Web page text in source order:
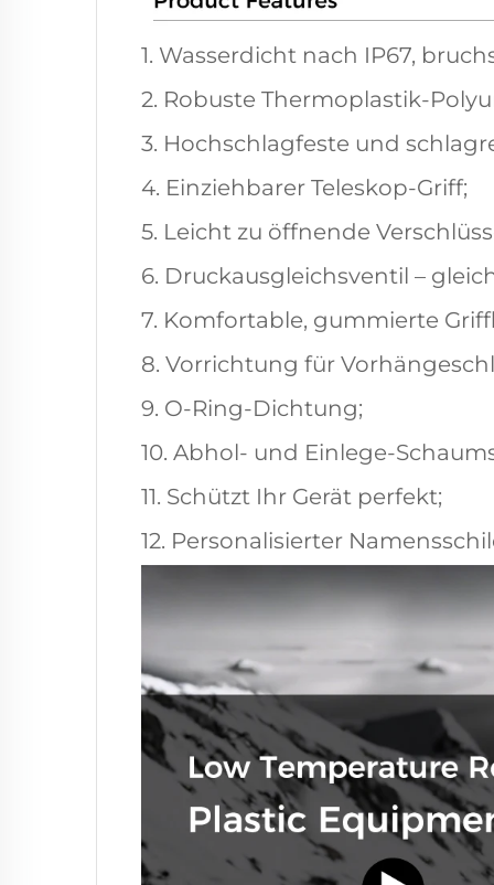
1. Wasserdicht nach IP67,
2. Robuste Thermoplastik-
3. Hochschlagfeste und
4. Einziehbarer Teleskop-Griff;
5. Leicht zu öffnende
6. Druckausgleichsventil –
7. Komfortable, gummierte
8. Vorrichtung für
9. O-Ring-Dichtung;
10. Abhol- und Einlege-
11. Schützt Ihr Gerät perfekt;
12. Personalisierter